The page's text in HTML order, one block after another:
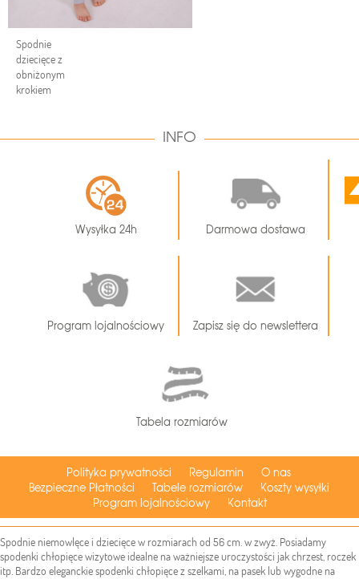
Spodnie
dziecięce z
obniżonym
krokiem
INFO
Wysyłka 24h Darmowa dostawa
Program lojalnościowy Zapisz się do newslettera
Tabela rozmiarów
Polityka prywatności Regulamin
O nas
Bezpieczne Płatności
Tabele rozmiarów
Koszty wysyłki
Program lojalnościowy
Kontakt
Spodnie niemowlęce i dziecięce w rozmiarach od 56 cm. w zwyż. Posiadamy
spodenki chłopięce wizytowe idealne na ważniejsze uroczystości jak chrzest, roczek
itp. Bardzo eleganckie spodenki chłopięce z szelkami, na pasek lub wygodne na